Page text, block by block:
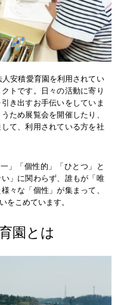
安積愛育園を利用されてい
トです。日々の活動に寄り
き出すお手伝いをしていま
ため展覧会を開催したり、
て、利用されている方を社
」「個性的」「ひとつ」と
」に関わらず、誰もが「唯
々な「個性」が集まって、
をこめています。
園とは